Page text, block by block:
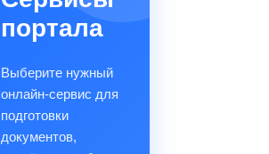
портала
Выберите нужный
онлайн-сервис для
подготовки
документов,